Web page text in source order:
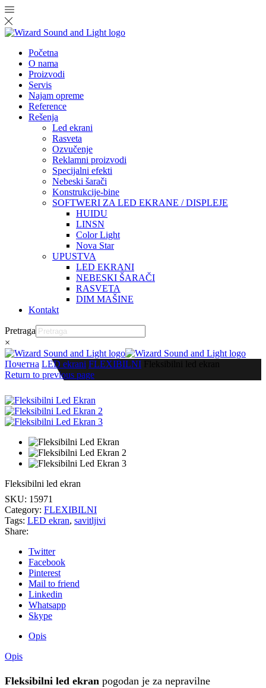
Početna
O nama
Proizvodi
Servis
Najam opreme
Reference
Rešenja
Led ekrani
Rasveta
Ozvučenje
Reklamni proizvodi
Specijalni efekti
Nebeski šarači
Konstrukcije-bine
SOFTWERI ZA LED EKRANE / DISPLEJE
HUIDU
LINSN
Color Light
Nova Star
UPUSTVA
LED EKRANI
NEBESKI ŠARAČI
RASVETA
DIM MAŠINE
Kontakt
Pretraga
×
Почетна LED ekrani FLEXIBILNI Fleksibilni led ekran
Return to previous page
Fleksibilni led ekran
SKU: 15971
Category: FLEXIBILNI
Tags: LED ekran, savitljivi
Share:
Twitter
Facebook
Pinterest
Mail to friend
Linkedin
Whatsapp
Skype
Opis
Opis
Fleksibilni led ekran pogodan je za nepravilne